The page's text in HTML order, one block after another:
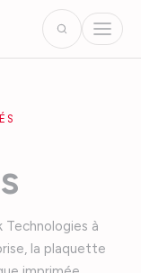
Technologies à
la plaquette